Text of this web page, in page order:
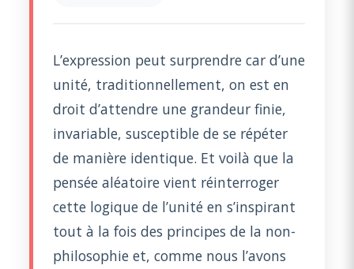
L’expression peut surprendre car d’une
unité, traditionnellement, on est en
droit d’attendre une grandeur finie,
invariable, susceptible de se répéter
de manière identique. Et voilà que la
pensée aléatoire vient réinterroger
cette logique de l’unité en s’inspirant
tout à la fois des principes de la non-
philosophie et, comme nous l’avons